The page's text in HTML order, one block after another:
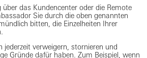
über das Kundencenter oder die Remote
Sie durch die oben genannten
bitten, die Einzelheiten Ihrer
jederzeit verweigern, stornieren und
Gründe dafür haben. Zum Beispiel, wenn